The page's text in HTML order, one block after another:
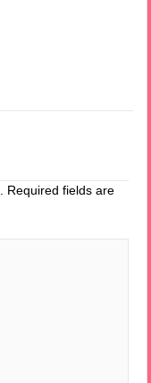
Required fields are